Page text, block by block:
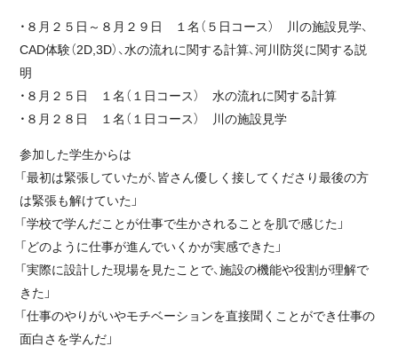
・８月２５日～８月２９日 １名（５日コース） 川の施設見学、
CAD体験（2D,3D）、水の流れに関する計算、河川防災に関する説
明
・８月２５日 １名（１日コース） 水の流れに関する計算
・８月２８日 １名（１日コース） 川の施設見学
参加した学生からは
「最初は緊張していたが、皆さん優しく接してくださり最後の方
は緊張も解けていた」
「学校で学んだことが仕事で生かされることを肌で感じた」
「どのように仕事が進んでいくかが実感できた」
「実際に設計した現場を見たことで、施設の機能や役割が理解で
きた」
「仕事のやりがいやモチベーションを直接聞くことができ仕事の
面白さを学んだ」